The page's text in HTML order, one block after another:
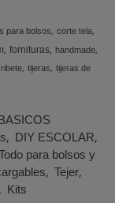
para bolsos corte tela
fornituras handmade
ribete tijeras tijeras de
DIY ESCOLAR
para bolsos y
Tejer
Kits